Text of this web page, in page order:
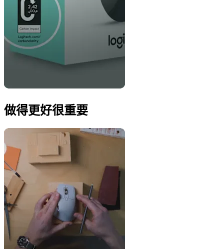
做得更好很重要